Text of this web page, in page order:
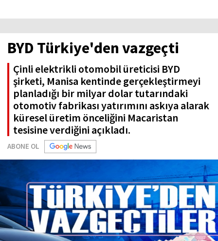
BYD Türkiye'den vazgeçti
Çinli elektrikli otomobil üreticisi BYD
şirketi, Manisa kentinde gerçekleştirmeyi
planladığı bir milyar dolar tutarındaki
otomotiv fabrikası yatırımını askıya alarak
küresel üretim önceliğini Macaristan
tesisine verdiğini açıkladı.
ABONE OL